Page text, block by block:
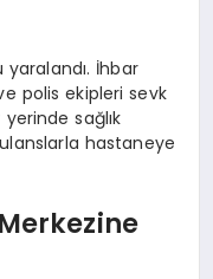
İhbar
polis ekipleri sevk
sağlık
hastaneye